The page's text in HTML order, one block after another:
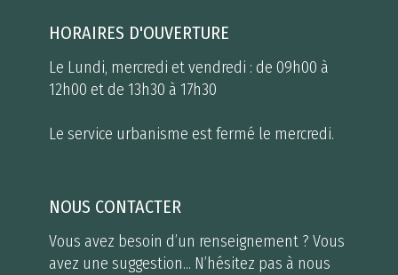
HORAIRES D'OUVERTURE
Le Lundi, mercredi et vendredi : de 09h00 à
12h00 et de 13h30 à 17h30
Le service urbanisme est fermé le mercredi.
NOUS CONTACTER
Vous avez besoin d’un renseignement ? Vous
avez une suggestion... N’hésitez pas à nous